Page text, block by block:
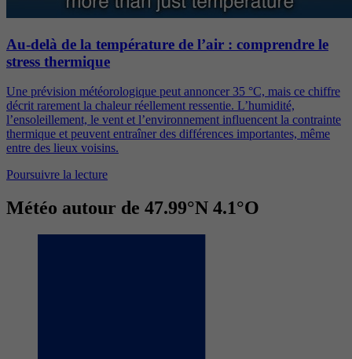
Au-delà de la température de l’air : comprendre le
stress thermique
Une prévision météorologique peut annoncer 35 °C, mais ce chiffre
décrit rarement la chaleur réellement ressentie. L’humidité,
l’ensoleillement, le vent et l’environnement influencent la contrainte
thermique et peuvent entraîner des différences importantes, même
entre des lieux voisins.
Poursuivre la lecture
Météo autour de 47.99°N 4.1°O